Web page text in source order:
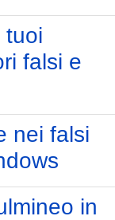
tuoi
falsi e
nei falsi
in